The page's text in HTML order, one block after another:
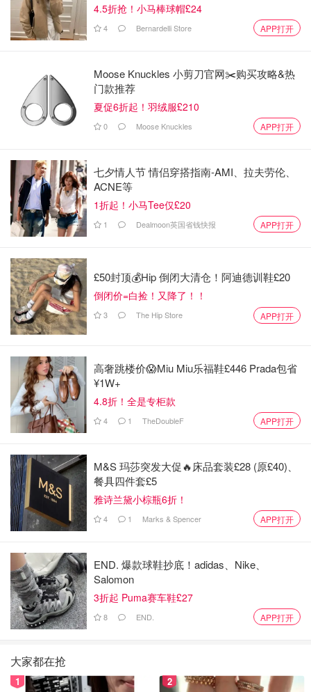
4.5折抢！小马棒球帽£24
4 Bernardelli Store APP打开
Moose Knuckles 小剪刀官网✂️购买攻略&热
门款推荐
夏促6折起！羽绒服£210
0 Moose Knuckles APP打开
七夕情人节 情侣穿搭指南-AMI、拉夫劳伦、
ACNE等
1折起！小马Tee仅£20
1 Dealmoon英国省钱快报 APP打开
£50封顶💰Hip 倒闭大清仓！阿迪德训鞋£20
倒闭价=白捡！又降了！！
3 The Hip Store APP打开
高奢跳楼价😱Miu Miu乐福鞋£446 Prada包省
¥1W+
4.8折！全是专柜款
4 1 TheDoubleF APP打开
M&S 玛莎突发大促🔥床品套装£28 (原£40)、
餐具四件套£5
雅诗兰黛小棕瓶6折！
4 1 Marks & Spencer APP打开
END. 爆款球鞋抄底！adidas、Nike、
Salomon
3折起 Puma赛车鞋£27
8 END. APP打开
大家都在抢
1 2